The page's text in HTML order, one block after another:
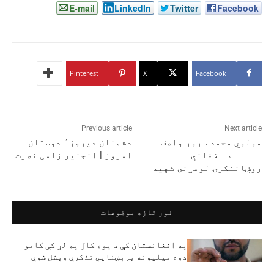
Facebook
Twitter
LinkedIn
E-mail
Facebook
X
Pinterest
Previous article
دشمنان دیروز٬ دوستان
امروز | انجنیر زلمی نصرت
Next article
مولوي محمد سرور واصف
ـــــ د افغاني
روښانفکرۍ لومړنۍ شهید
نور تازه موضوعات
په افغانستان کې د یوه کال په لړ کې کابو
دوه میلیونه برېښنايي تذکرې وېشل شوې